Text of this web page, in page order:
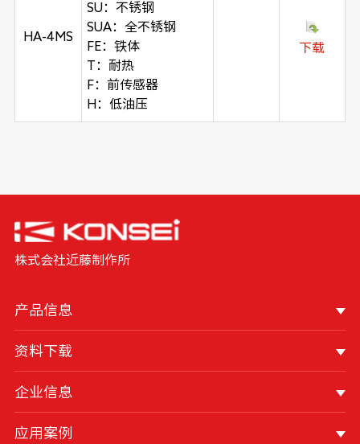
HA-4MS
SU：不锈钢
SUA：全不锈钢
FE：铁体
T：耐热
F：前传感器
H：低油压
下载
株式会社近藤制作所
产品信息
资料下载
企业信息
应用案例